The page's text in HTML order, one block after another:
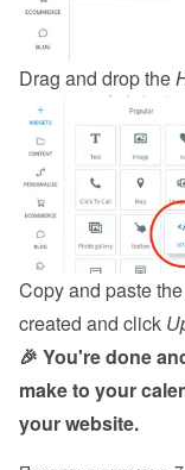
Drag and drop the
Copy and paste
created and click
🎉 You're done
make to your
your website.